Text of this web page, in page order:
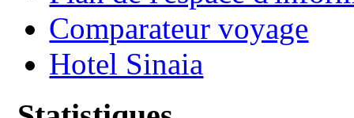
Comparateur voyage
Hotel Sinaia